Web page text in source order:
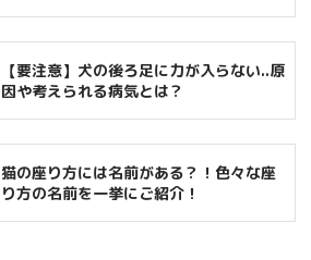
【要注意】犬の後ろ足に力が入らない..原
因や考えられる病気とは？
猫の座り方には名前がある？！色々な座
り方の名前を一挙にご紹介！